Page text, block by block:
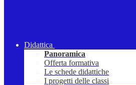
Didattica
Panoramica
Offerta formativa
Le schede didattiche
I progetti delle classi